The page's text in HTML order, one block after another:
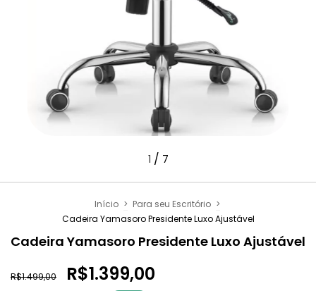
1 / 7
Início > Para seu Escritório >
Cadeira Yamasoro Presidente Luxo Ajustável
Cadeira Yamasoro Presidente Luxo Ajustável
R$1.499,00 R$1.399,00